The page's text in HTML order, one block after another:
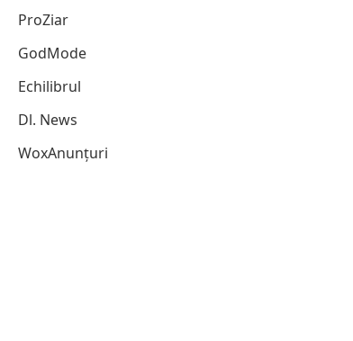
ProZiar
GodMode
Echilibrul
Dl. News
WoxAnunțuri